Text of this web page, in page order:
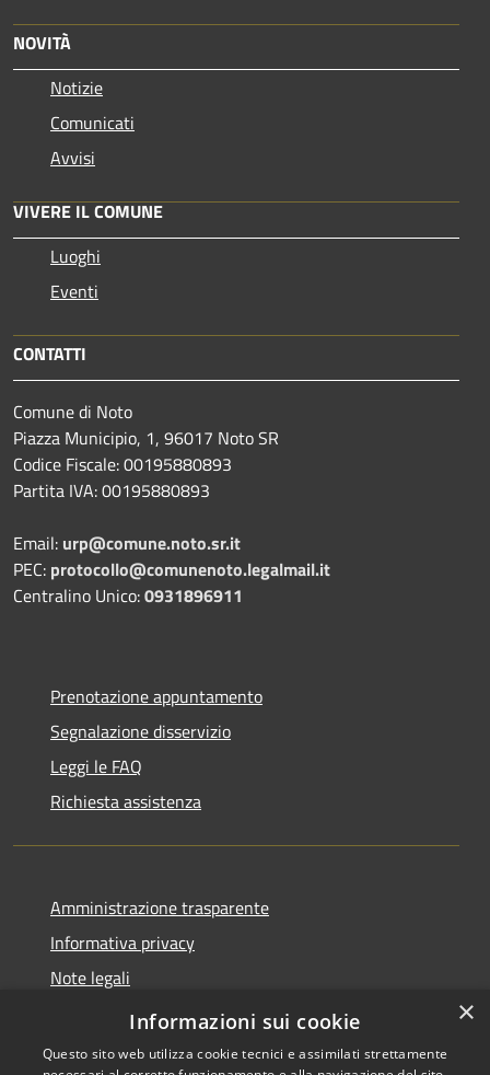
NOVITÀ
Notizie
Comunicati
Avvisi
VIVERE IL COMUNE
Luoghi
Eventi
CONTATTI
Comune di Noto
Piazza Municipio, 1, 96017 Noto SR
Codice Fiscale: 00195880893
Partita IVA: 00195880893
Email: urp@comune.noto.sr.it
PEC: protocollo@comunenoto.legalmail.it
Centralino Unico:0931896911
Prenotazione appuntamento
Segnalazione disservizio
Leggi le FAQ
Richiesta assistenza
Amministrazione trasparente
Informativa privacy
Note legali
Dichiarazione di accessibilità
×
Informazioni sui cookie
Questo sito web utilizza cookie tecnici e assimilati strettamente